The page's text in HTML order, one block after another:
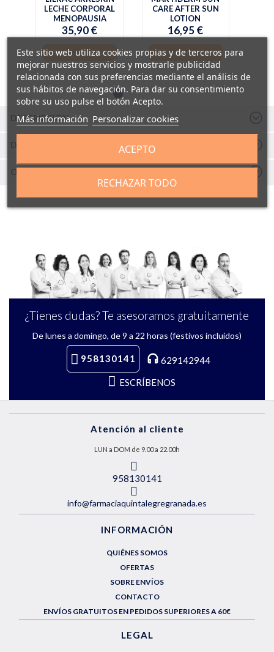
LECHE CORPORAL
MENOPAUSIA
35,90 €
AÑADIR A LA CESTA
CARE AFTER SUN
LOTION
16,95 €
AÑADIR A LA CESTA
DESCRIPCIÓN
DETALLES Y COMPOSICIÓN
OPINIONES
¿Tienes dudas? Te asesoramos gratuitamente
De lunes a domingo, de 9 a 22 horas (festivos incluidos)
958130141
629142944
ESCRÍBENOS
Atención al cliente
LUN a DOM de 9.00 a 22.00h
958130141
info@farmaciaquintalegregranada.es
INFORMACIÓN
QUIÉNES SOMOS
OFERTAS
SOBRE ENVÍOS
CONTACTO
ENVÍOS GRATUITOS EN PEDIDOS SUPERIORES A 60€
LEGAL
Este sitio web utiliza cookies propias y de terceros para
mejorar nuestros servicios y mostrarle publicidad
relacionada con sus preferencias mediante el análisis de
sus hábitos de navegación. Para dar su consentimiento
sobre su uso pulse el botón Acepto.
Más información Personalizar cookies
RECHAZAR TODO
ACEPTO